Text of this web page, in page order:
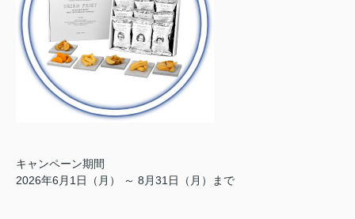
キャンペーン期間
2026年6月1日（月） ～ 8月31日（月）まで